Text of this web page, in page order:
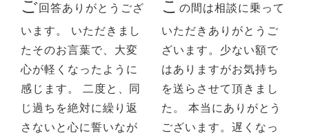
ご回答ありがとうござ
います。 いただきまし
たそのお言葉で、大変
心が軽くなったように
感じます。 二度と、同
じ過ちを絶対に繰り返
さないと心に誓いなが
こ の間は相談に乗って
いただきありがとうご
ざいます。少ない額で
はありますがお気持ち
を送らさせて頂きまし
た。 本当にありがとう
ございます。遅くなっ